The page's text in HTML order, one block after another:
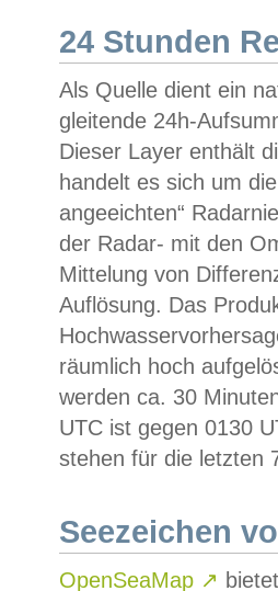
24 Stunden
Als Quelle dient ein
gleitende 24h-
Dieser Layer enthält
handelt es sich um
angeeichten“
der Radar- mit den
Mittelung von
Auflösung. Das
räumlich hoch
werden ca. 30
UTC ist gegen 0130
stehen für die letzten
Seezeichen
OpenSeaMap ↗